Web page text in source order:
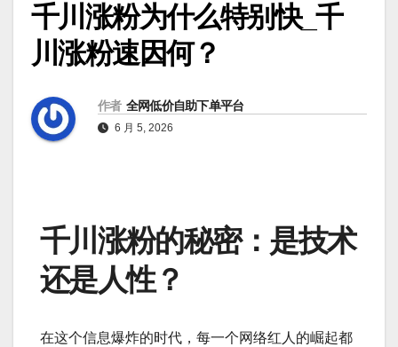
千川涨粉为什么特别快_千
川涨粉速因何？
作者 全网低价自助下单平台
6 月 5, 2026
千川涨粉的秘密：是技术
还是人性？
在这个信息爆炸的时代，每一个网络红人的崛起都